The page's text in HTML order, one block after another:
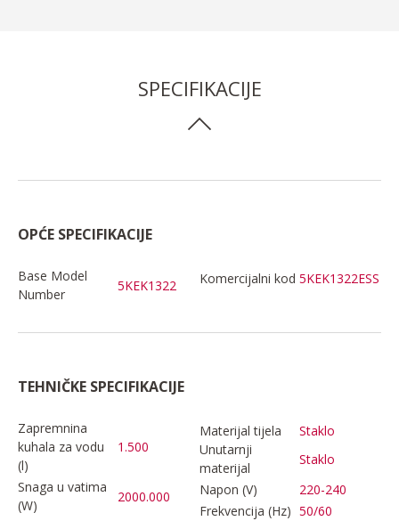
SPECIFIKACIJE
OPĆE SPECIFIKACIJE
Base Model
Number
5KEK1322 Komercijalni kod 5KEK1322ESS
TEHNIČKE SPECIFIKACIJE
Zapremnina
kuhala za vodu
(l)
1.500
Materijal tijela
Staklo
Unutarnji
materijal
Staklo
Snaga u vatima
(W)
2000.000 Napon (V)
220-240
Frekvencija (Hz) 50/60